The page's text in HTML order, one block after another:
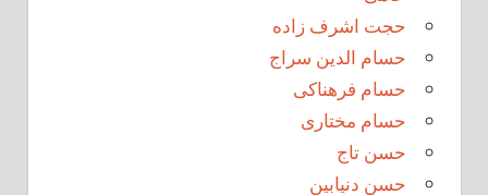
حجت اشرف زاده
حسام الدین سراج
حسام فرهناکی
حسام مختاری
حسن تاج
حسن دنیابین